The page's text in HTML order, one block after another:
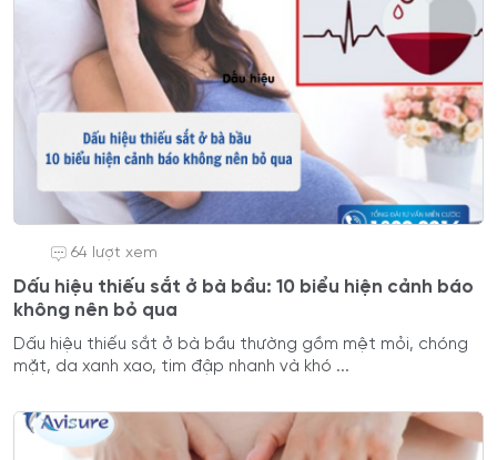
64 lượt xem
Dấu hiệu thiếu sắt ở bà bầu: 10 biểu hiện cảnh báo
không nên bỏ qua
Dấu hiệu thiếu sắt ở bà bầu thường gồm mệt mỏi, chóng
mặt, da xanh xao, tim đập nhanh và khó ...